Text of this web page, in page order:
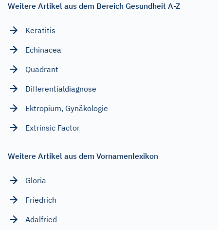
Weitere Artikel aus dem Bereich Gesundheit A-Z
Keratitis
Echinacea
Quadrant
Differentialdiagnose
Ektropium, Gynäkologie
Extrinsic Factor
Weitere Artikel aus dem Vornamenlexikon
Gloria
Friedrich
Adalfried